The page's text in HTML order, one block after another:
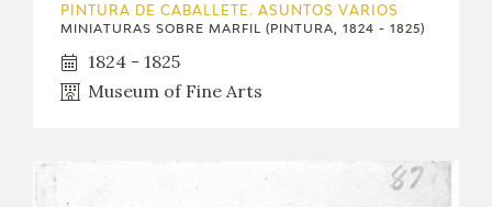
BLOG CUADERNO ITALIANO
FRANCISCO DE GOYA
CRONOLOGÍA
PINTURA DE CABALLETE. ASUNTOS VARIOS
MINIATURAS SOBRE MARFIL (PINTURA, 1824 - 1825)
1824 - 1825
Museum of Fine Arts